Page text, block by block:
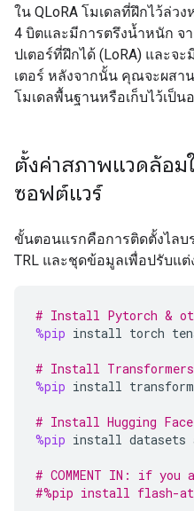
ใน QLoRA โมเดลที่ฝึกไว้ล่ว
4 บิตและมีการตรึงน้ำหนัก จ
ปเตอร์ที่ฝึกได้ (LoRA) และจ
เตอร์ หลังจากนั้น คุณจะผสา
โมเดลพื้นฐานหรือเก็บไว้เป็
ตั้งค่าสภาพแวดล้อ
ซอฟต์แวร์
ขั้นตอนแรกคือการติดตั้งไลบ
TRL และชุดข้อมูลเพื่อปรับแต่
# Install Pytorch &
%pip install torch
# Install Transformers
%pip install
# Install Hugging
%pip install datasets
# COMMENT IN: if
#%pip install flash-